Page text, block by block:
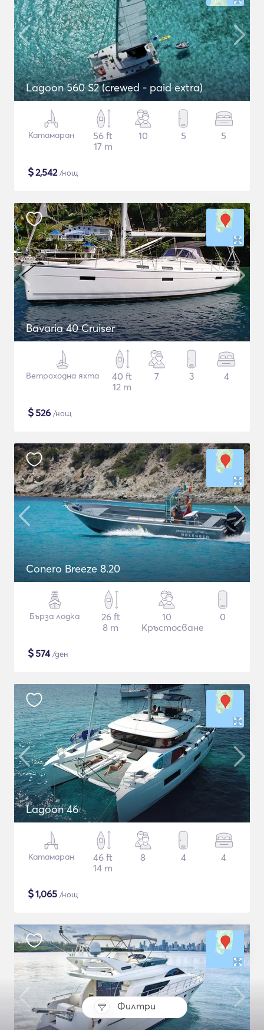
Филтри
Lagoon 560 S2 (crewed - paid extra)
Катамаран
56 ft
17 m
10 5 5
$2,542/нощ
Bavaria 40 Cruiser
Ветроходна яхта
40 ft
12 m
7 3 4
$526 /нощ
Conero Breeze 8.20
Бърза лодка
26 ft
8 m
10
Кръстосване
0
$574/ден
Lagoon 46
Катамаран
46 ft
14 m
8 4 4
$1,065 /нощ